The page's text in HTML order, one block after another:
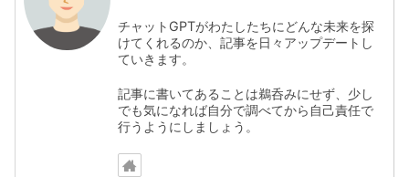
チャットGPTがわたしたちにどんな未来を探
けてくれるのか、記事を日々アップデートし
ていきます。
記事に書いてあることは鵜呑みにせず、少し
でも気になれば自分で調べてから自己責任で
行うようにしましょう。